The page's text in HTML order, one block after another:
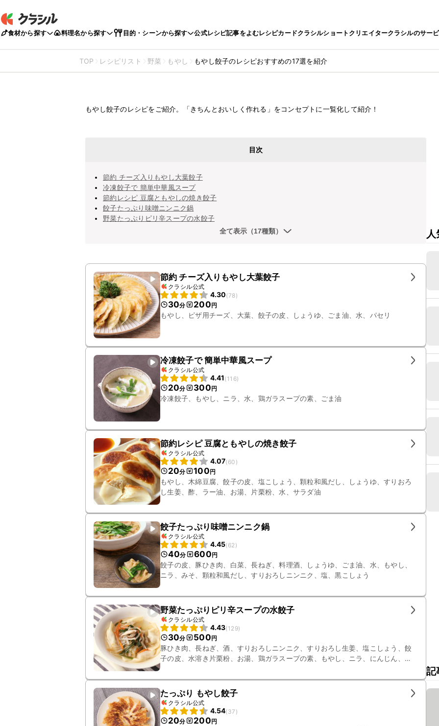
食材から探す 料理名から探す 目的・シーンから探す 公式レシピ記事をよむレシピカードクラシルショートクリエイタークラシルのサー
TOP レシピリスト 野菜 もやし もやし餃子のレシピおすすめの17選を紹介
もやし餃子のレシピをご紹介。「きちんとおいしく作れる」をコンセプトに一覧化して紹介！
目次
節約 チーズ入りもやし大葉餃子
冷凍餃子で 簡単中華風スープ
節約レシピ 豆腐ともやしの焼き餃子
餃子たっぷり味噌ニンニク鍋
野菜たっぷりピリ辛スープの水餃子
全て表示（17種類）
節約 チーズ入りもやし大葉餃子
クラシル公式
4.30(78)
30分 200円
もやし、ピザ用チーズ、大葉、餃子の皮、しょうゆ、ごま油、水、パセリ
冷凍餃子で 簡単中華風スープ
クラシル公式
4.41(116)
20分 300円
冷凍餃子、もやし、ニラ、水、鶏ガラスープの素、ごま油
節約レシピ 豆腐ともやしの焼き餃子
クラシル公式
4.07(60 )
20分 100円
もやし、木綿豆腐、餃子の皮、塩こしょう、顆粒和風だし、しょうゆ、すりおろ
し生姜、酢、ラー油、お湯、片栗粉、水、サラダ油
餃子たっぷり味噌ニンニク鍋
クラシル公式
4.45(62 )
40分 600円
餃子の皮、豚ひき肉、白菜、長ねぎ、料理酒、しょうゆ、ごま油、水、もやし、
ニラ、みそ、顆粒和風だし、すりおろしニンニク、塩、黒こしょう
野菜たっぷりピリ辛スープの水餃子
クラシル公式
4.43(129)
30分 500円
豚ひき肉、長ねぎ、酒、すりおろしニンニク、すりおろし生姜、塩こしょう、餃
子の皮、水溶き片栗粉、お湯、鶏ガラスープの素、もやし、ニラ、にんじん、
たっぷり もやし餃子
クラシル公式
4.54(37 )
20分 200円
記